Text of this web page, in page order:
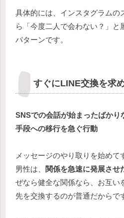
具体的には、インスタグラムの
ら「今度二人で会わない？」と
パターンです。
すぐにLINE交換を求
SNSでの会話が始まったばかり
手段への移行を急ぐ行動
メッセージのやり取りを始めて
男性は、
関係を急速に発展させ
ぜなら健全な関係なら、お互い
先を交換するのが普通だからで